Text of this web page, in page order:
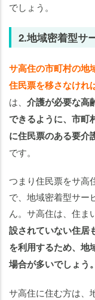
でしょう。
2.地域密着型サ
サ高住の市町村の地
住民票を移さなけれ
は、 介護が必要な高
できるように、市町
に住民票のある要介
です。
つまり住民票をサ高
で、地域密着型サー
ん。サ高住は、住ま
設されていない住居
を利用するため、地
場合が多いでしょう。
サ高住に住む方は、